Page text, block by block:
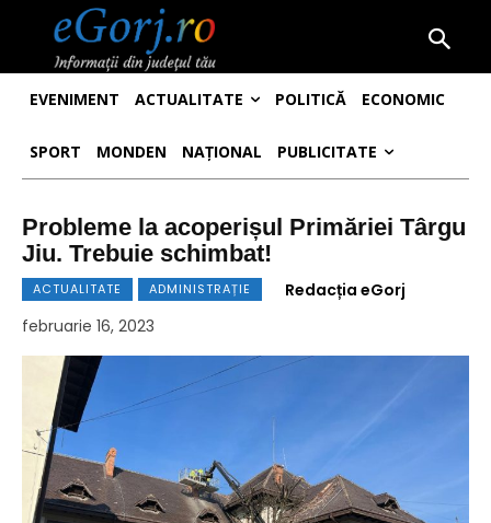
EVENIMENT ACTUALITATE POLITICĂ ECONOMIC
SPORT MONDEN NAȚIONAL PUBLICITATE
Probleme la acoperișul Primăriei Târgu
Jiu. Trebuie schimbat!
ACTUALITATE ADMINISTRAȚIE
Redacția eGorj
februarie 16, 2023